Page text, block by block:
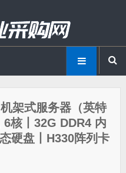
架式服务器（英特
核丨32G DDR4 内
硬盘丨H330阵列卡